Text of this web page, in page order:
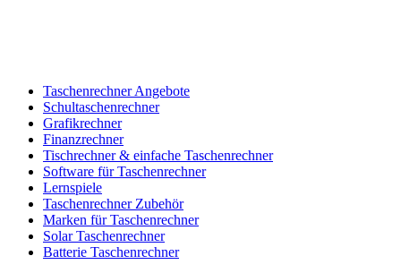
Taschenrechner Angebote
Schultaschenrechner
Grafikrechner
Finanzrechner
Tischrechner & einfache Taschenrechner
Software für Taschenrechner
Lernspiele
Taschenrechner Zubehör
Marken für Taschenrechner
Solar Taschenrechner
Batterie Taschenrechner